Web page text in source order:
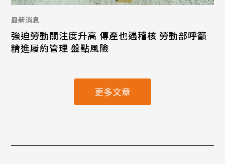
最新消息
強迫勞動關注度升高 傳產也遇稽核 勞動部呼籲
精進履約管理 盤點風險
更多文章